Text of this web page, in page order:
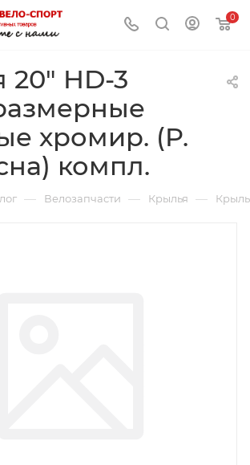
0
20" HD-3
хромир. (P.
компл.
— Велозапчасти — Крылья —